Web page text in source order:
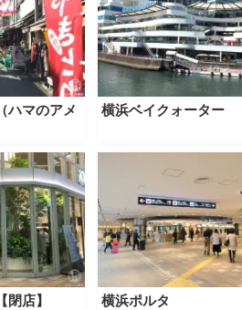
ハマのアメ
横浜ベイクォーター
店】 横浜ポルタ